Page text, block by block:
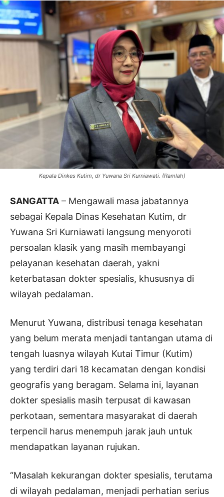
Kepala Dinkes Kutim, dr Yuwana Sri Kurniawati. (Ramlah)
SANGATTA – Mengawali masa jabatannya
sebagai Kepala Dinas Kesehatan Kutim, dr
Yuwana Sri Kurniawati langsung menyoroti
persoalan klasik yang masih membayangi
pelayanan kesehatan daerah, yakni
keterbatasan dokter spesialis, khususnya di
wilayah pedalaman.
Menurut Yuwana, distribusi tenaga kesehatan
yang belum merata menjadi tantangan utama di
tengah luasnya wilayah Kutai Timur (Kutim)
yang terdiri dari 18 kecamatan dengan kondisi
geografis yang beragam. Selama ini, layanan
dokter spesialis masih terpusat di kawasan
perkotaan, sementara masyarakat di daerah
terpencil harus menempuh jarak jauh untuk
mendapatkan layanan rujukan.
“Masalah kekurangan dokter spesialis, terutama
di wilayah pedalaman, menjadi perhatian serius